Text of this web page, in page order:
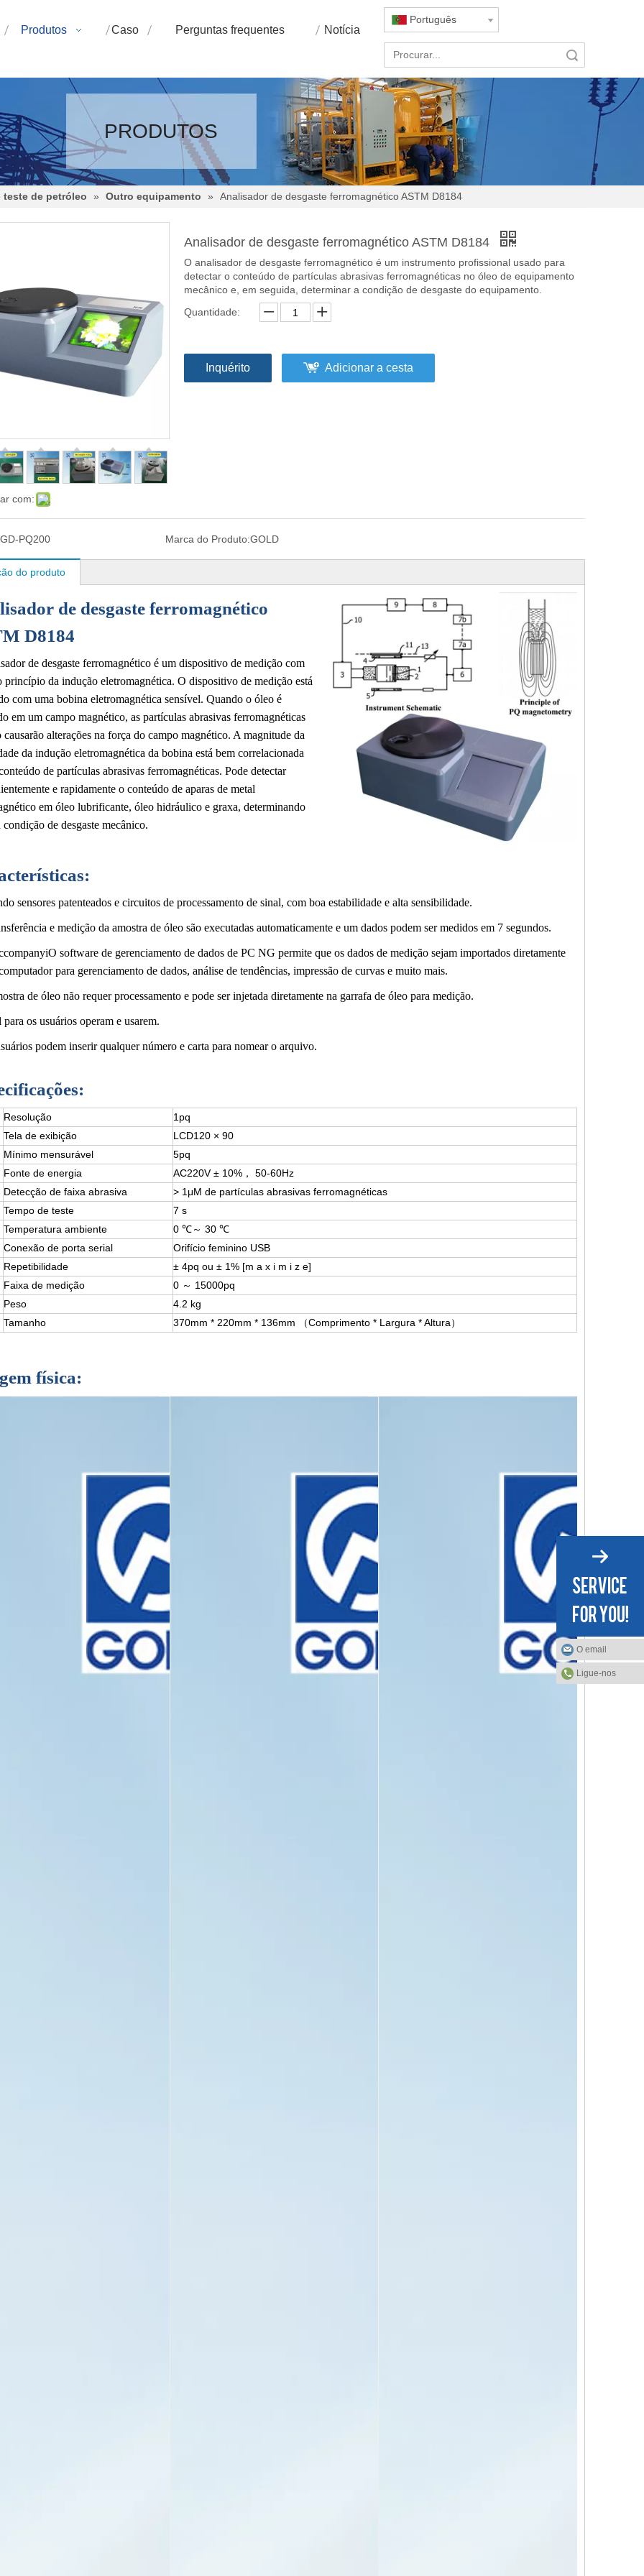
Produtos Caso Perguntas frequentes Notícia
Português
PRODUTOS
teste de petróleo » Outro equipamento » Analisador de desgaste ferromagnético ASTM D8184
com:
Analisador de desgaste ferromagnético ASTM D8184
O analisador de desgaste ferromagnético é um instrumento profissional usado para
detectar o conteúdo de partículas abrasivas ferromagnéticas no óleo de equipamento
mecânico e, em seguida, determinar a condição de desgaste do equipamento.
Quantidade:
Inquérito Adicionar a cesta
GD-PQ200 Marca do Produto:GOLD
do produto
de desgaste ferromagnético
D8184
de desgaste ferromagnético é um dispositivo de medição com
princípio da indução eletromagnética. O dispositivo de medição está
com uma bobina eletromagnética sensível. Quando o óleo é
em um campo magnético, as partículas abrasivas ferromagnéticas
causarão alterações na força do campo magnético. A magnitude da
da indução eletromagnética da bobina está bem correlacionada
de partículas abrasivas ferromagnéticas. Pode detectar
e rapidamente o conteúdo de aparas de metal
em óleo lubrificante, óleo hidráulico e graxa, determinando
condição de desgaste mecânico.
sensores patenteados e circuitos de processamento de sinal, com boa estabilidade e alta sensibilidade.
e medição da amostra de óleo são executadas automaticamente e um dados podem ser medidos em 7 segundos.
O software de gerenciamento de dados de PC NG permite que os dados de medição sejam importados diretamente
para gerenciamento de dados, análise de tendências, impressão de curvas e muito mais.
de óleo não requer processamento e pode ser injetada diretamente na garrafa de óleo para medição.
para os usuários operam e usarem.
podem inserir qualquer número e carta para nomear o arquivo.
Resolução
1pq
Tela de exibição
LCD120 × 90
Mínimo mensurável
5pq
Fonte de energia
AC220V ± 10%， 50-60Hz
Detecção de faixa abrasiva
> 1μM de partículas abrasivas ferromagnéticas
Tempo de teste
7 s
Temperatura ambiente
0 ℃～ 30 ℃
Conexão de porta serial
Orifício feminino USB
Repetibilidade
± 4pq ou ± 1% [m a x i m i z e]
Faixa de medição
0 ～ 15000pq
Peso
4.2 kg
Tamanho 370mm * 220mm * 136mm （Comprimento * Largura * Altura）
física:
O email
Ligue-nos